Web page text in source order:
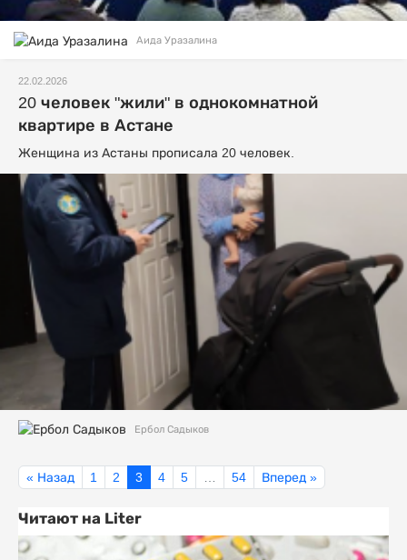
Аида Уразалина
22.02.2026
20 человек "жили" в однокомнатной
квартире в Астане
Женщина из Астаны прописала 20 человек.
Ербол Садыков
« Назад 1 2 3 4 5 54 Вперед »
Читают на Liter